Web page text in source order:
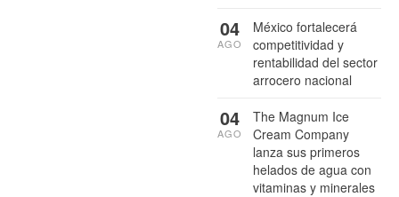
México fortalecerá
competitividad y
rentabilidad del sector
arrocero nacional
04
AGO
The Magnum Ice
Cream Company
lanza sus primeros
helados de agua con
vitaminas y minerales
04
AGO